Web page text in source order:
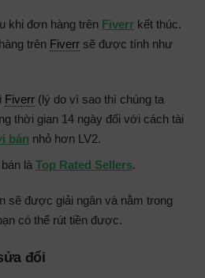
khi đơn hàng trên Fiverr kết thúc.
trên Fiverr sẽ được tính như
Fiverr(lý do vì sao thì chúng ta
thời gian 14 ngày đối với cách tài
bán nhỏ hơn LV2.
là Top Rated Sellers.
sẽ được giải ngân và nằm trong
có thể rút tiền được.
đổi